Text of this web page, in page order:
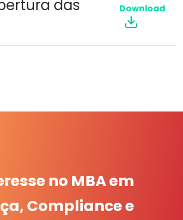
das
Download
no MBA em
Compliance e